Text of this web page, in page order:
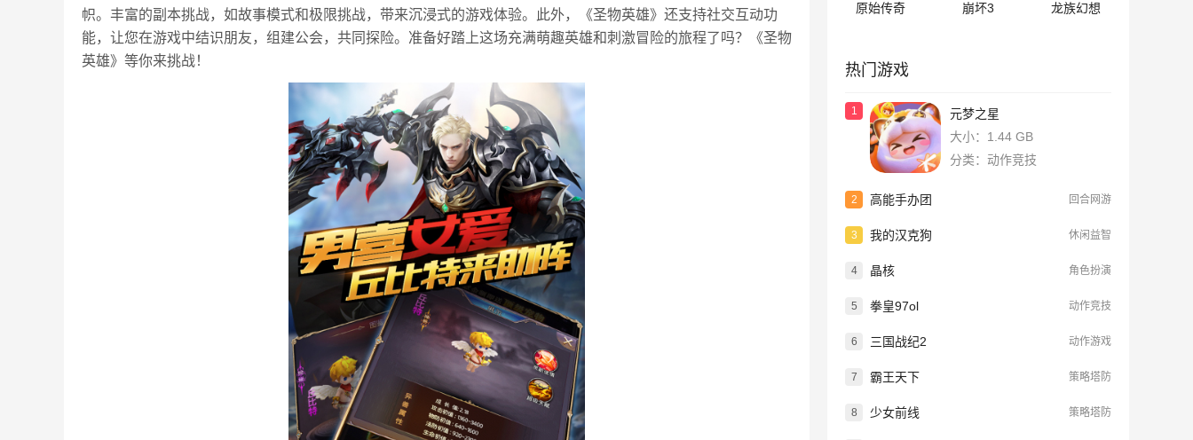
帜。丰富的副本挑战，如故事模式和极限挑战，带来沉浸式的游戏体验。此外，《圣物英雄》还支持社交互动功
能，让您在游戏中结识朋友，组建公会，共同探险。准备好踏上这场充满萌趣英雄和刺激冒险的旅程了吗？《圣物
英雄》等你来挑战！
原始传奇 崩坏3 龙族幻想
热门游戏
1
元梦之星
大小：1.44 GB
分类：动作竞技
2 高能手办团 回合网游
3 我的汉克狗 休闲益智
4 晶核 角色扮演
5 拳皇97ol 动作竞技
6 三国战纪2 动作游戏
7 霸王天下 策略塔防
8 少女前线 策略塔防